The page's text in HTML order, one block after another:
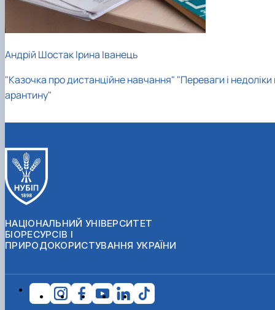
Андрій ШостакІрина Іванець
"Казочка про дистанційне навчання" "Переваги і недоліки
арантину"
НАЦІОНАЛЬНИЙ УНІВЕРСИТЕТ
БІОРЕСУРСІВ І
ПРИРОДОКОРИСТУВАННЯ УКРАЇНИ